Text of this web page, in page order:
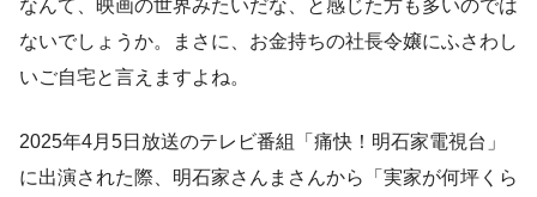
なんて、映画の世界みたいだな、と感じた方も多いのでは
ないでしょうか。まさに、お金持ちの社長令嬢にふさわし
いご自宅と言えますよね。
2025年4月5日放送のテレビ番組「痛快！明石家電視台」
に出演された際、明石家さんまさんから「実家が何坪くら